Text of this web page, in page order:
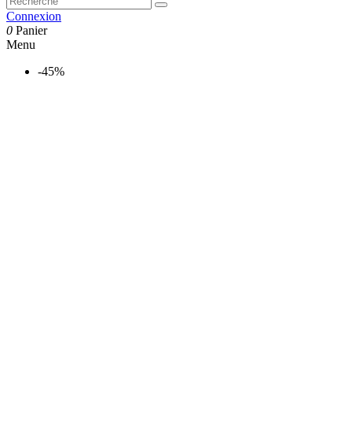
Connexion
0 Panier
Menu
-45%